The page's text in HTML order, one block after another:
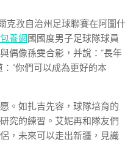
克孜自治州足球聯賽在阿圖什
包養網 國國度男子足球隊球員
偶像孫雯合影，并說：“長年
“你們可以成為更好的本
。如扎吉先容，球隊培育的
究的練習。艾妮再和隊友們
，未來可以走出新疆，見識